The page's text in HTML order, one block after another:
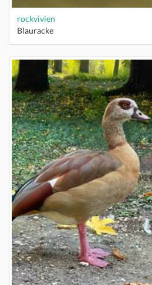
rockvivien
Blauracke